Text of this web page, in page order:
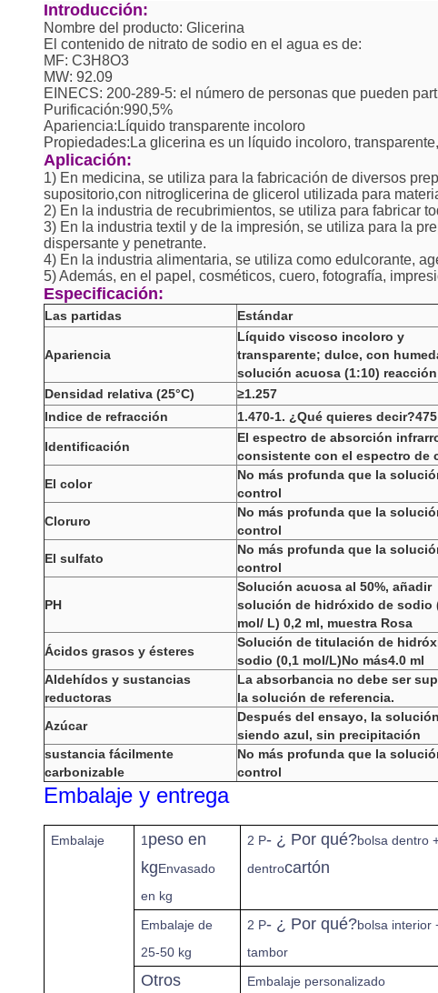
Introducción:
Nombre del producto: Glicerina
El contenido de nitrato de sodio en el agua es de:
MF: C3H8O3
MW: 92.09
EINECS: 200-289-5: el número de personas que pueden
Purificación:990,5%
Apariencia:Líquido transparente incoloro
Propiedades:La glicerina es un líquido incoloro,
Aplicación:
1) En medicina, se utiliza para la fabricación de diversos
supositorio,con nitroglicerina de glicerol utilizada para
2) En la industria de recubrimientos, se utiliza para fabricar
3) En la industria textil y de la impresión, se utiliza para la
dispersante y penetrante.
4) En la industria alimentaria, se utiliza como edulcorante,
5) Además, en el papel, cosméticos, cuero, fotografía,
Especificación:
Las partidas Estándar
Apariencia
Líquido viscoso incoloro y
transparente; dulce, con
solución acuosa (1:10)
Densidad relativa (25°C) ≥1.257
Indice de refracción
1.470-1. ¿Qué quieres decir?475
Identificación
El espectro de absorción
consistente con el espectro de
El color
No más profunda que la
control
Cloruro
No más profunda que la
control
El sulfato
No más profunda que la
control
PH
Solución acuosa al 50%, añadir
solución de hidróxido de sodio
mol/ L) 0,2 ml, muestra Rosa
Ácidos grasos y ésteres
Solución de titulación de
sodio (0,1 mol/L)No más4.0 ml
Aldehídos y sustancias
reductoras
La absorbancia no debe ser
la solución de referencia.
Azúcar
Después del ensayo, la
siendo azul, sin precipitación
sustancia fácilmente
carbonizable
No más profunda que la
control
Embalaje y entrega
Embalaje 1 peso en
kgEnvasado
en kg
2 P- ¿ Por qué?bolsa dentro
dentrocartón
Embalaje de
25-50 kg
2 P- ¿ Por qué?bolsa interior
tambor
Otros Embalaje personalizado